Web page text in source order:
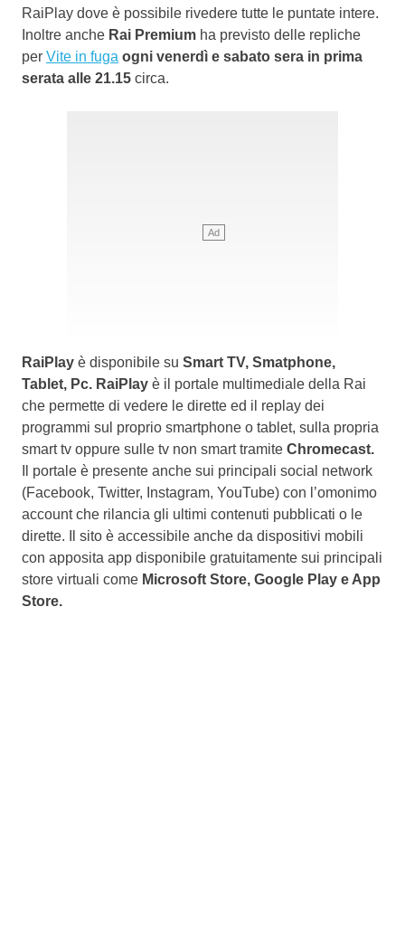
RaiPlay dove è possibile rivedere tutte le puntate intere.
Inoltre anche Rai Premium ha previsto delle repliche
per Vite in fuga ogni venerdì e sabato sera in prima
serata alle 21.15 circa.
RaiPlay è disponibile su Smart TV, Smatphone,
Tablet, Pc. RaiPlay è il portale multimediale della Rai
che permette di vedere le dirette ed il replay dei
programmi sul proprio smartphone o tablet, sulla propria
smart tv oppure sulle tv non smart tramite Chromecast.
Il portale è presente anche sui principali social network
(Facebook, Twitter, Instagram, YouTube) con l’omonimo
account che rilancia gli ultimi contenuti pubblicati o le
dirette. Il sito è accessibile anche da dispositivi mobili
con apposita app disponibile gratuitamente sui principali
store virtuali come Microsoft Store, Google Play e App
Store.